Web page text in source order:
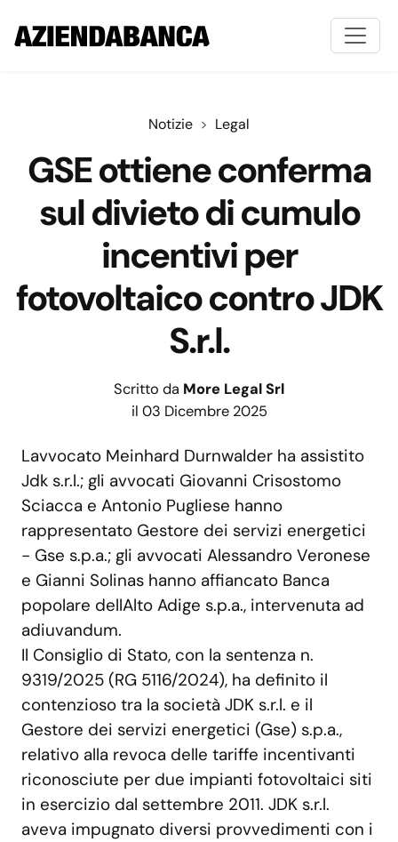
Notizie Legal
GSE ottiene conferma
sul divieto di cumulo
incentivi per
fotovoltaico contro JDK
S.r.l.
Scritto da More Legal Srl
il 03 Dicembre 2025
Lavvocato Meinhard Durnwalder ha assistito
Jdk s.r.l.; gli avvocati Giovanni Crisostomo
Sciacca e Antonio Pugliese hanno
rappresentato Gestore dei servizi energetici
- Gse s.p.a.; gli avvocati Alessandro Veronese
e Gianni Solinas hanno affiancato Banca
popolare dellAlto Adige s.p.a., intervenuta ad
adiuvandum.
Il Consiglio di Stato, con la sentenza n.
9319/2025 (RG 5116/2024), ha definito il
contenzioso tra la società JDK s.r.l. e il
Gestore dei servizi energetici (Gse) s.p.a.,
relativo alla revoca delle tariffe incentivanti
riconosciute per due impianti fotovoltaici siti
in esercizio dal settembre 2011. JDK s.r.l.
aveva impugnato diversi provvedimenti con i